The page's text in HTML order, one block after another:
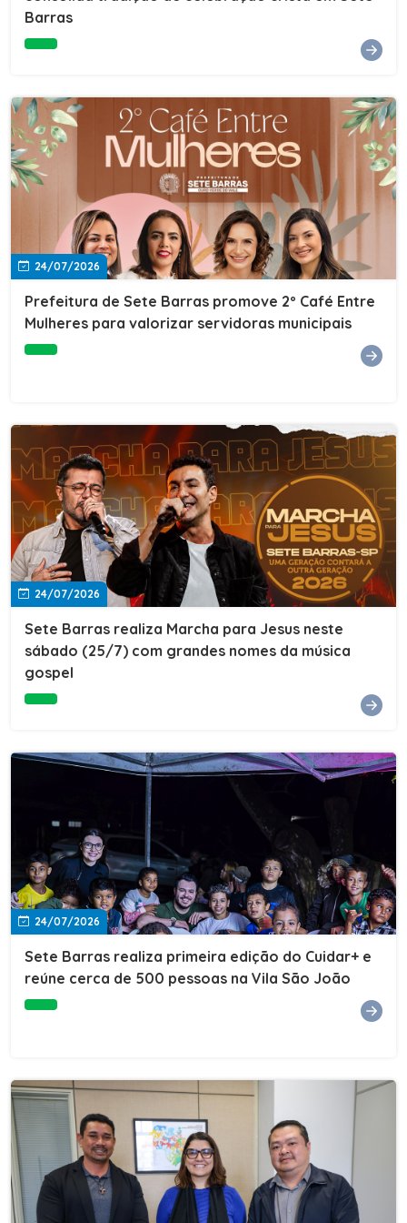
e do Instituto de Desenvolvimento Profissional
fundador da empresa Seu Consultor.Inscrições: FAÇA
AQUI
Barras
24/07/2026
Prefeitura de Sete Barras promove 2º Café Entre
Mulheres para valorizar servidoras municipais
24/07/2026
Sete Barras realiza Marcha para Jesus neste
sábado (25/7) com grandes nomes da música
gospel
24/07/2026
Sete Barras realiza primeira edição do Cuidar+ e
reúne cerca de 500 pessoas na Vila São João